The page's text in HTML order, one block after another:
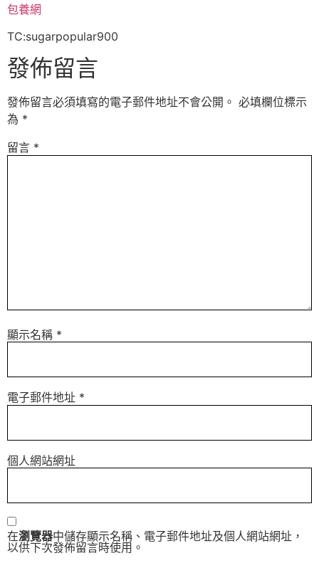
包養網
TC:sugarpopular900
發佈留言
發佈留言必須填寫的電子郵件地址不會公開。 必填欄位標示
為 *
留言 *
顯示名稱 *
電子郵件地址 *
個人網站網址
在瀏覽器中儲存顯示名稱、電子郵件地址及個人網站網址，
以供下次發佈留言時使用。